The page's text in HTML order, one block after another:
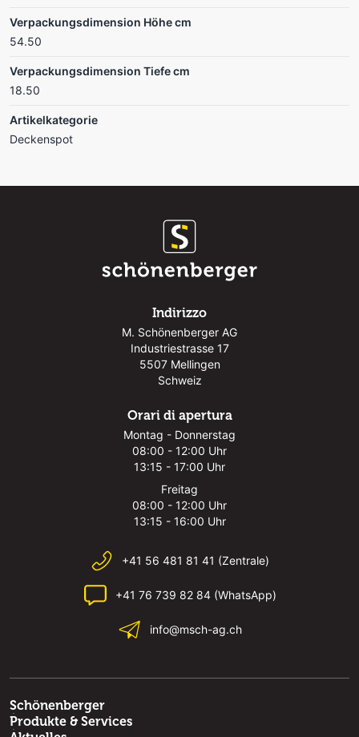
Verpackungsdimension Höhe cm
54.50
Verpackungsdimension Tiefe cm
18.50
Artikelkategorie
Deckenspot
Indirizzo
M. Schönenberger AG
Industriestrasse 17
5507 Mellingen
Schweiz
Orari di apertura
Montag - Donnerstag
08:00 - 12:00 Uhr
13:15 - 17:00 Uhr
Freitag
08:00 - 12:00 Uhr
13:15 - 16:00 Uhr
+41 56 481 81 41 (Zentrale)
+41 76 739 82 84 (WhatsApp)
info@msch-ag.ch
Schönenberger
Produkte & Services